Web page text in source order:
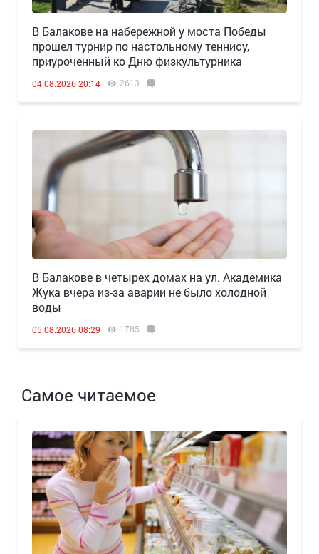
В Балакове на набережной у моста Победы
прошел турнир по настольному теннису,
приуроченный ко Дню физкультурника
04.08.2026 20:14 2613
В Балакове в четырех домах на ул. Академика
Жука вчера из-за аварии не было холодной
воды
05.08.2026 08:29 1785
Самое читаемое